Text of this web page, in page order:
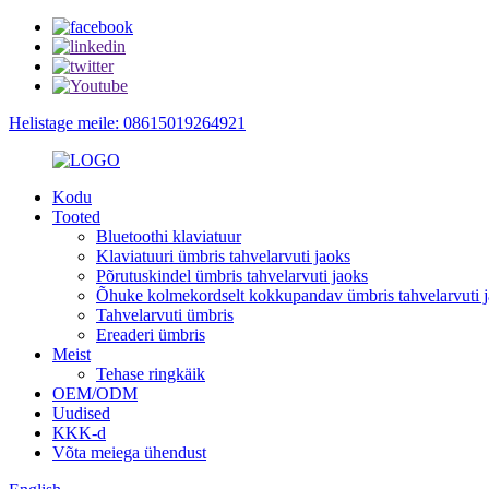
Helistage meile: 08615019264921
Kodu
Tooted
Bluetoothi ​​klaviatuur
Klaviatuuri ümbris tahvelarvuti jaoks
Põrutuskindel ümbris tahvelarvuti jaoks
Õhuke kolmekordselt kokkupandav ümbris tahvelarvuti
Tahvelarvuti ümbris
Ereaderi ümbris
Meist
Tehase ringkäik
OEM/ODM
Uudised
KKK-d
Võta meiega ühendust